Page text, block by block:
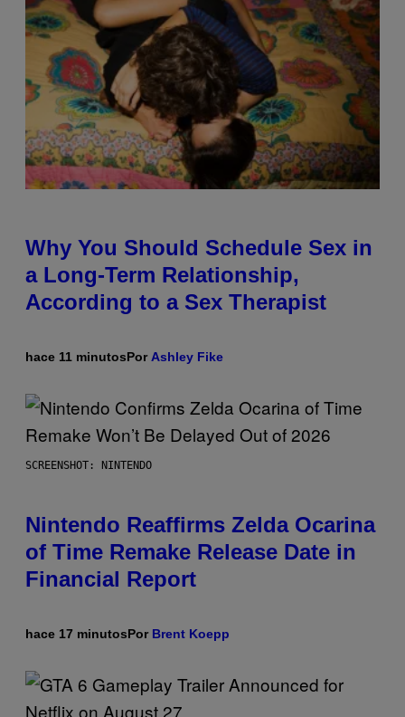
Why You Should Schedule Sex in
a Long-Term Relationship,
According to a Sex Therapist
hace 11 minutosPor Ashley Fike
SCREENSHOT: NINTENDO
Nintendo Reaffirms Zelda Ocarina
of Time Remake Release Date in
Financial Report
hace 17 minutosPor Brent Koepp